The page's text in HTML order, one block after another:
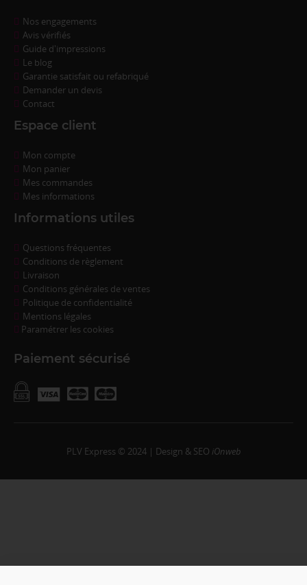
Nos engagements
Avis vérifiés
Guide d'impressions
Le blog
Garantie satisfait ou refabriqué
Demander un devis
Contact
Espace client
Mon compte
Mon panier
Mes commandes
Mes informations
Informations utiles
Questions fréquentes
Conditions de règlement
Livraison
Conditions générales de ventes
Politique de confidentialité
Mentions légales
Paramétrer les cookies
Paiement sécurisé
PLV Express © 2024 | Design & SEO iOnweb